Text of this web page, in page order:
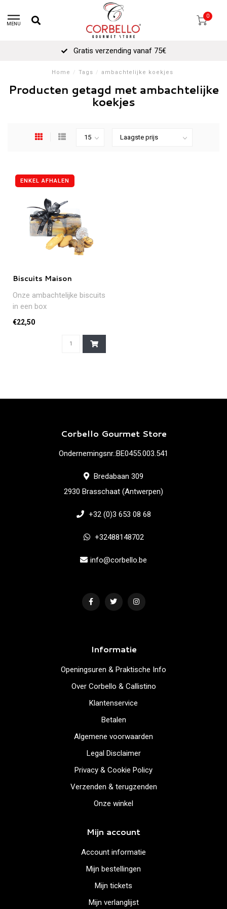
MENU
0
Gratis verzending vanaf 75€
Home / Tags / ambachtelijke koekjes
Producten getagd met ambachtelijke
koekjes
ENKEL AFHALEN
Biscuits Maison
Onze ambachtelijke biscuits
in een box
€22,50
Corbello Gourmet Store
Ondernemingsnr.:BE0455.003.541
Bredabaan 309
2930 Brasschaat (Antwerpen)
+32 (0)3 653 08 68
+32488148702
info@corbello.be
Informatie
Openingsuren & Praktische Info
Over Corbello & Callistino
Klantenservice
Betalen
Algemene voorwaarden
Legal Disclaimer
Privacy & Cookie Policy
Verzenden & terugzenden
Onze winkel
Mijn account
Account informatie
Mijn bestellingen
Mijn tickets
Mijn verlanglijst